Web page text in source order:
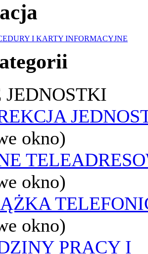
I KARTY INFORMACYJNE
JEDNOSTKI
okno)
okno)
okno)
PRACY I